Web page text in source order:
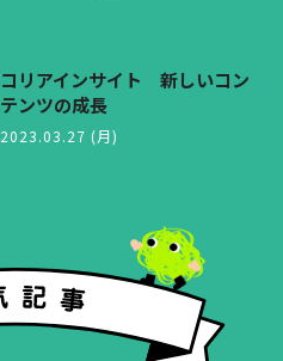
コリアインサイト 新しいコン
テンツの成長
2023.03.27 (月)